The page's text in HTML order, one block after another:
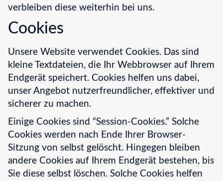
verbleiben diese weiterhin bei uns.
Cookies
Unsere Website verwendet Cookies. Das sind
kleine Textdateien, die Ihr Webbrowser auf Ihrem
Endgerät speichert. Cookies helfen uns dabei,
unser Angebot nutzerfreundlicher, effektiver und
sicherer zu machen.
Einige Cookies sind “Session-Cookies.” Solche
Cookies werden nach Ende Ihrer Browser-
Sitzung von selbst gelöscht. Hingegen bleiben
andere Cookies auf Ihrem Endgerät bestehen, bis
Sie diese selbst löschen. Solche Cookies helfen